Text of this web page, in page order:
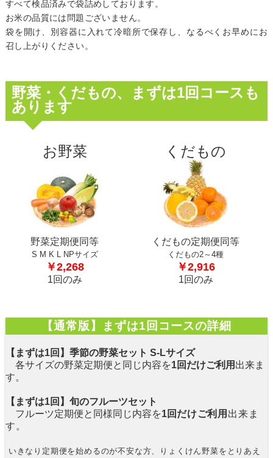
すべて検品済みで袋詰めしております。
お米の品質には問題ございません。
袋を開け、別容器に入れて冷暗所で保存し、なるべくお早めにお
召し上がりください。
野菜・くだもの、まずは1回コースも
あります
お野菜 くだもの
野菜定期便同等 くだもの定期便同等
S M K L NPサイズ くだもの2～4種
￥2,268 ￥2,916
1回のみ 1回のみ
【通常版】まずは1回コースの詳細
【まずは1回】季節の野菜セット S-Lサイズ
各サイズの野菜定期便と同じ内容を1回だけご利用 出来ま
す。
【まずは1回】旬のフルーツセット
フルーツ定期便と同様同じ内容を1回 だけご利用 出来ま
す。
いきなり定期便を始めるのが不安な方、りょくけん野菜をとりあえ